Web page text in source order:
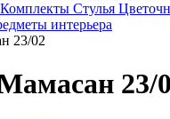
Комплекты Стулья
интерьера
23/02
23/